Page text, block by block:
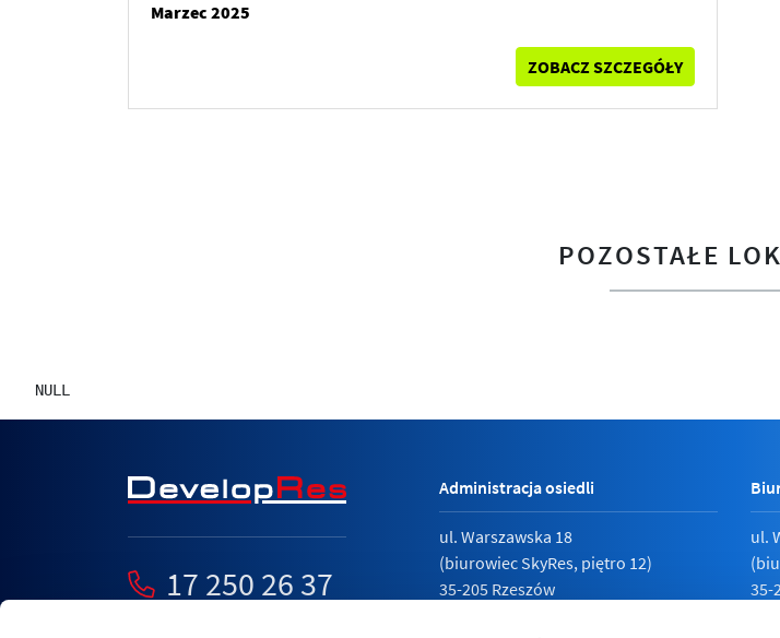
Marzec 2025
ZOBACZ SZCZEGÓŁY
POZOSTAŁE
17 250 26 37
Administracja osiedli
ul. Warszawska 18
(biurowiec SkyRes, piętro 12)
35-205 Rzeszów
17 789 19 87
ul.
35-